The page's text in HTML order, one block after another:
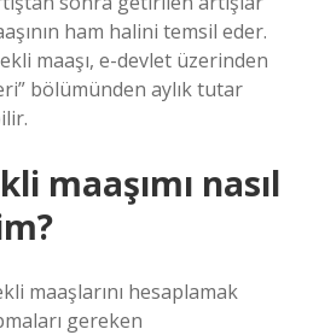
ham halini temsil eder.
maaşı, e-devlet üzerinden
bölümünden aylık tutar
maaşımı nasıl
maaşlarını hesaplamak
gereken